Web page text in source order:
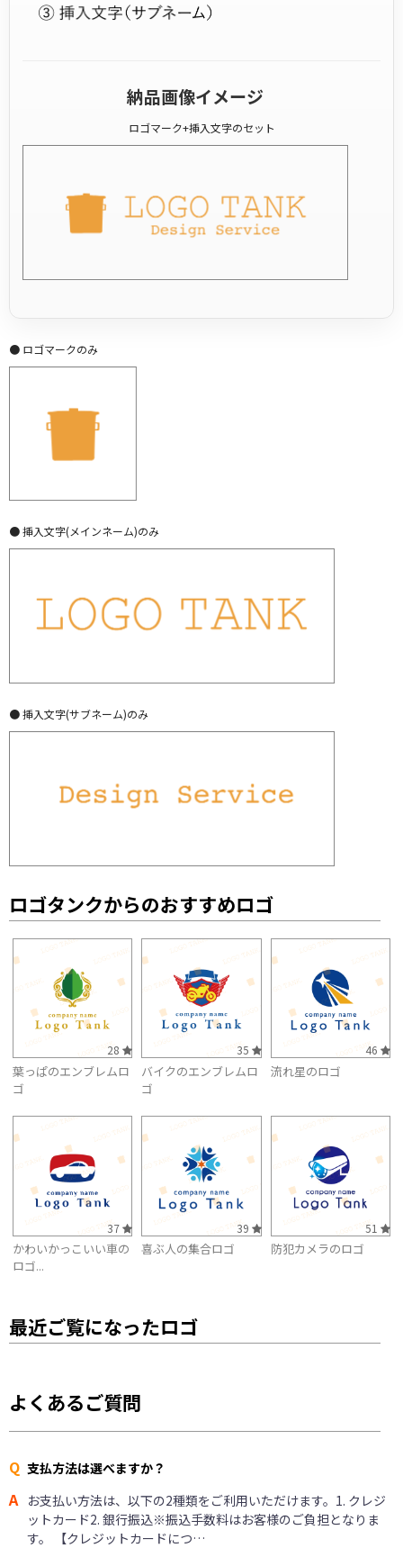
納品画像イメージ
ロゴマーク+挿入文字のセット
● ロゴマークのみ
● 挿入文字(メインネーム)のみ
● 挿入文字(サブネーム)のみ
ロゴタンクからのおすすめロゴ
28
葉っぱのエンブレムロ
ゴ
35
バイクのエンブレムロ
ゴ
46
流れ星のロゴ
37
かわいかっこいい車の
ロゴ...
39
喜ぶ人の集合ロゴ
51
防犯カメラのロゴ
最近ご覧になったロゴ
よくあるご質問
Q 支払方法は選べますか？
A お支払い方法は、以下の2種類をご利用いただけます。1. クレジ
ットカード2. 銀行振込※振込手数料はお客様のご負担となりま
す。 【クレジットカードにつ…